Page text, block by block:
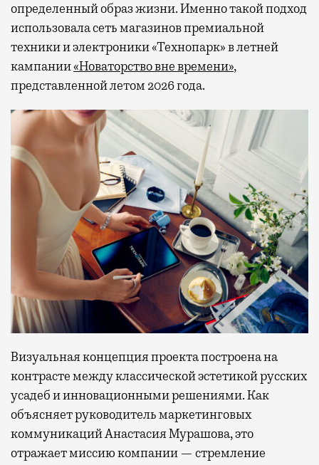
определенный образ жизни. Именно такой подход
использовала сеть магазинов премиальной
техники и электроники «Технопарк» в летней
кампании«Новаторство вне времени»,
представленной летом 2026 года.
Визуальная концепция проекта построена на
контрасте между классической эстетикой русских
усадеб и инновационными решениями. Как
объясняет руководитель маркетинговых
коммуникаций Анастасия Мурашова, это
отражает миссию компании — стремление